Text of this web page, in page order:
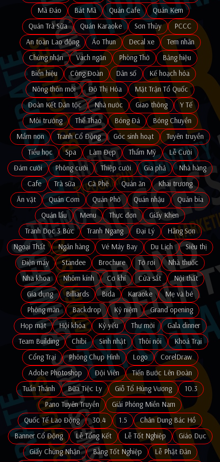
Mã Đáo
Bát Mã Quán Cafe
Quán Kem
Quán Trà Sữa
Quán Karaoke Sơn Thủy
PCCC
An toàn Lao động
Áo Thun Decal xe
Tem nhãn
Chứng nhận
Vách ngăn Phòng Thờ
Bảng hiệu
Biển hiệu
Công Đoàn Dân số
Kế hoạch hóa
Nông thôn mới
Đô Thị Hóa
Mặt Trận Tổ Quốc
Đoàn Kết Dân tộc
Nhà nước Giao thông
Y Tế
Môi trường
Thể Thao Bóng Đá
Bóng Chuyền
Mầm non
Tranh Cổ Động Góc sinh hoạt
Tuyên truyền
Tiểu học
Spa Làm Đẹp Thẩm Mỹ
Lễ Cưới
Đám cưới
Phông cưới Thiệp cưới Gia phả
Nhà hàng
Cafe
Trà sữa Cà Phê Quán ăn
Khai trương
Ăn vặt
Quán Cơm Quán Phở Quán nhậu
Quán bia
Quán lẩu
Menu Thực đơn
Giấy Khen
Tranh Dọc 3 Bức
Tranh Ngang Đại Lý
Hãng Sơn
Ngoại Thất
Ngân hàng Vé Máy Bay Du Lịch
Siêu thị
Điện máy
Standee Brochure Tờ rơi
Nhà thuốc
Nha khoa
Nhôm kính Cơ khí Cửa sắt
Nội thất
Gia dụng
Billiards Bida Karaoke
Mẹ và bé
Phông màn
Backdrop Kỷ niệm
Grand opening
Họp mặt
Hội khóa Kỷ yếu Thư mời
Gala dinner
Team Building
Chibi Sinh nhật Thôi nôi
Khoá Trại
Cổng Trại
Phông Chụp Hình Logo
CorelDraw
Adobe Photoshop
Đội Viên
Tiến Bước Lên Đoàn
Tuần Thánh
Bữa Tiệc Ly Giỗ Tổ Hùng Vương
10.3
Pano Tuyên Truyền
Giải Phóng Miền Nam
Quốc Tế Lao Động
30.4 1.5
Chân Dung Bác Hồ
Banner Cổ Động
Lễ Tổng Kết Lễ Tốt Nghiệp
Giáo Dục
Giấy Chứng Nhận
Bằng Tốt Nghiệp
Lễ Phật Đản